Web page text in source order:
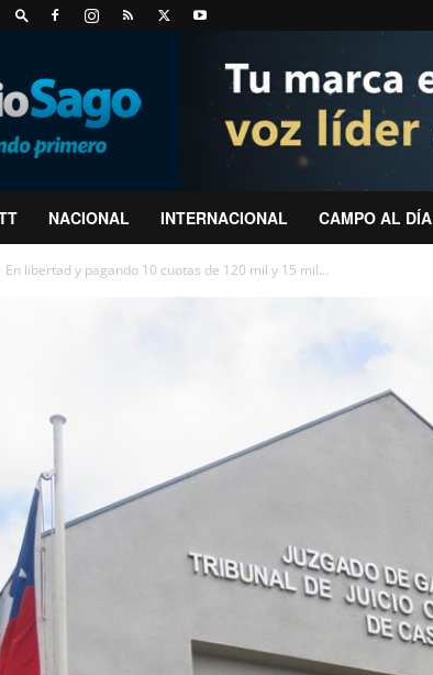
NACIONAL INTERNACIONAL CAMPO AL DÍA
En libertad y pagando 10 cuotas de 120 mil y 15 mil...